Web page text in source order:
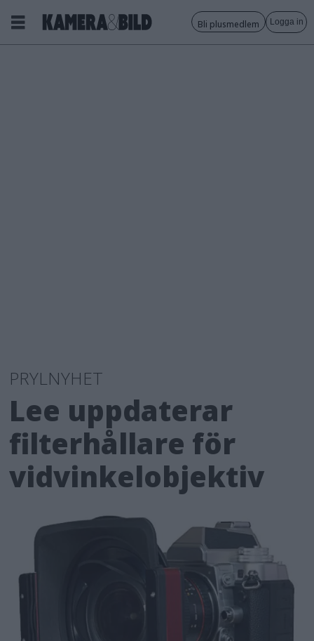
Bli plusmedlem Logga in
PRYLNYHET
Lee uppdaterar
filterhållare för
vidvinkelobjektiv